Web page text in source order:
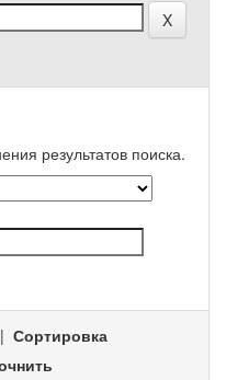
результатов поиска.
| Сортировка